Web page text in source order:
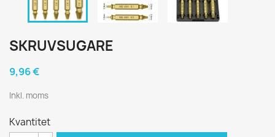
SKRUVSUGARE
9,96 €
Inkl. moms
Kvantitet